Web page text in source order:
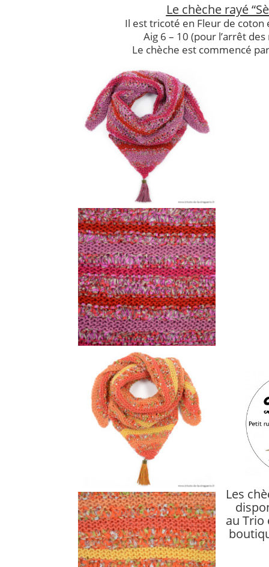
Le chèche rayé
Il est tricoté en Fleur de
Aig 6 – 10 (pour l’arrêt
Le chèche est commencé
Les
au Trio